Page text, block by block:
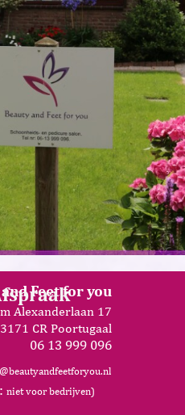
Feetfor you
Alexanderlaan 17
3171 CR Poortugaal
06 13 999 096
: niet voor bedrijven)